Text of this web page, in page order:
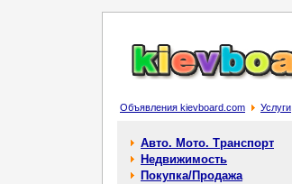
Объявления kievboard.com Услуги
Авто. Мото. Транспорт
Недвижимость
Покупка/Продажа